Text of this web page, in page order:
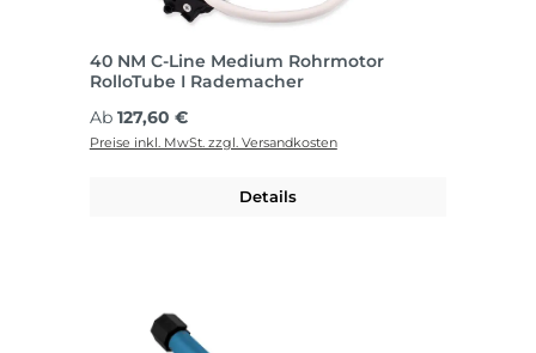
40 NM C-Line Medium Rohrmotor
RolloTube I Rademacher
Regulärer Preis:
Ab 127,60 €
Preise inkl. MwSt. zzgl. Versandkosten
Details